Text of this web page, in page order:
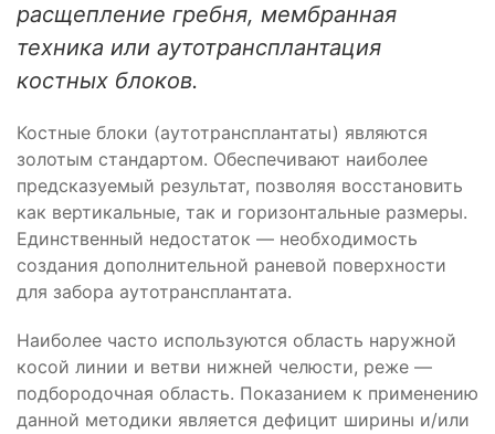
расщепление гребня, мембранная
техника или аутотрансплантация
костных блоков.
Костные блоки (аутотрансплантаты) являются
золотым стандартом. Обеспечивают наиболее
предсказуемый результат, позволяя восстановить
как вертикальные, так и горизонтальные размеры.
Единственный недостаток — необходимость
создания дополнительной раневой поверхности
для забора аутотрансплантата.
Наиболее часто используются область наружной
косой линии и ветви нижней челюсти, реже —
подбородочная область. Показанием к применению
данной методики является дефицит ширины и/или